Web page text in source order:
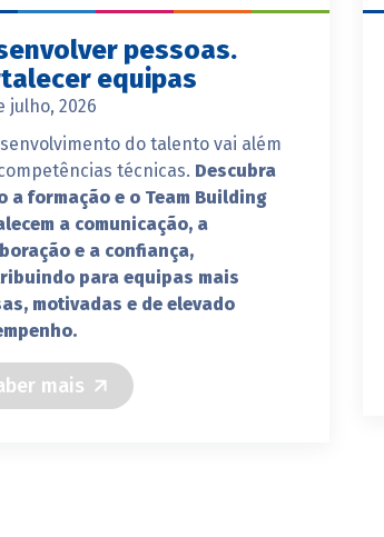
pessoas.
equipas
julho, 2026
do talento vai além
técnicas. Descubra
a formação e o Team Building
a comunicação, a
e a confiança,
para equipas mais
motivadas e de elevado
mais